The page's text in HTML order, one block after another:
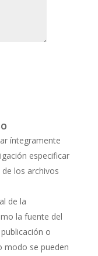
íntegramente
especificar
los archivos
de la
la fuente del
o
modo se pueden